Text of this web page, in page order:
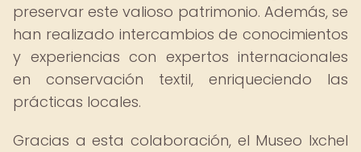
preservar este valioso patrimonio. Además, se
han realizado intercambios de conocimientos
y experiencias con expertos internacionales
en conservación textil, enriqueciendo las
prácticas locales.
Gracias a esta colaboración, el Museo Ixchel